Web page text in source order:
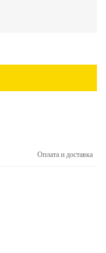
Оплата и доставка